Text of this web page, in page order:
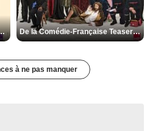
Bande-annonce VF De la Comédie-Française Teaser VF
à ne pas manquer